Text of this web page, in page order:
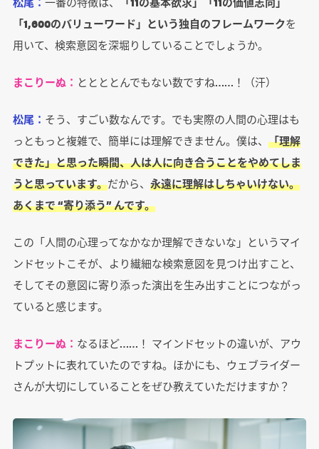
「1,600のバリューワード」という独自のフレームワークを
用いて、検索意図を深堀りしていることでしょうか。
まこりーぬ： ととととんでもない数ですね……！（汗）
松尾： そう、すごい数なんです。でも実際の人間の心理はも
っともっと複雑で、簡単には理解できません。僕は、 「理解
できた」と思った瞬間、人は人に向き合うことをやめてしま
うと思っています。だから、 永遠に理解はしちゃいけない。
あくまで “寄り添う” んです。
この「人間の心理ってなかなか理解できないな」というマイ
ンドセットこそが、より繊細な検索意図を見つけ出すこと、
そしてその意図に寄り添った演出を生み出すことにつながっ
ていると感じます。
まこりーぬ： なるほど……！ マインドセットの違いが、アウ
トプットに表れていたのですね。ほかにも、ウェブライダー
さんが大切にしていることをぜひ教えていただけますか？